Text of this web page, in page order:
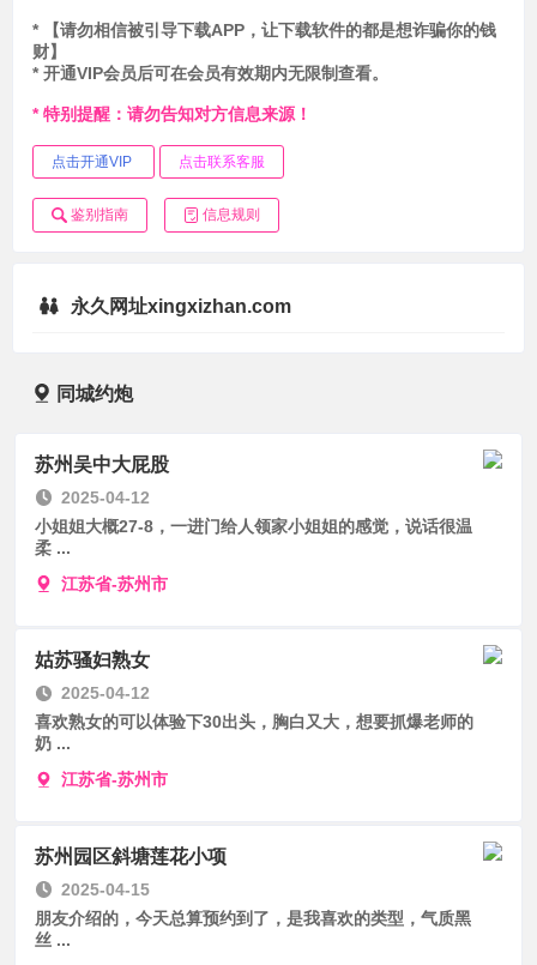
* 【请勿相信被引导下载APP，让下载软件的都是想诈骗你的钱
财】
* 开通VIP会员后可在会员有效期内无限制查看。
* 特别提醒：请勿告知对方信息来源！
点击开通VIP 点击联系客服
鉴别指南 信息规则
永久网址xingxizhan.com
同城约炮
苏州吴中大屁股
2025-04-12
小姐姐大概27-8，一进门给人领家小姐姐的感觉，说话很温
柔 ...
江苏省-苏州市
姑苏骚妇熟女
2025-04-12
喜欢熟女的可以体验下30出头，胸白又大，想要抓爆老师的
奶 ...
江苏省-苏州市
苏州园区斜塘莲花小项
2025-04-15
朋友介绍的，今天总算预约到了，是我喜欢的类型，气质黑
丝 ...